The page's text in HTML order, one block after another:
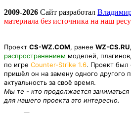
2009-2026 Сайт разработал
материала без источника на наш
Проект CS-WZ.COM, ранее WZ-CS.RU
распространением моделей,
по игре Counter-Strike 1.6. Проект был
пришёл он на замену одного другого
актуальность за своё время.
Мы те - кто продолжается заниматься
для нашего проекта это интересно.